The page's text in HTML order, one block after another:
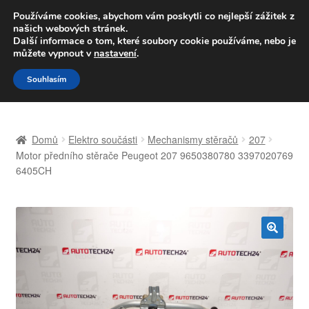
DOPRAVA od 139,-Kč
Volejte po-pá 9-16 704 494 494
Přeskočit
na
navigaci
Přejít
k
obsahu
Celosvětová doprava
Můj účet
Domů Elektro součásti Mechanismy stěračů
207
Motor předního stěrače Peugeot 207 9650380780 3397020769
6405CH
Používáme cookies, abychom vám poskytli co nejlepší zážitek z
našich webových stránek.
Další informace o tom, které soubory cookie používáme, nebo je
můžete vypnout v nastavení.
Souhlasím